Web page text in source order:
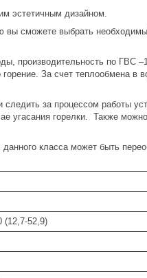
эстетичным дизайном.
вы сможете выбрать
производительность по ГВС
За счет теплообмена в
за процессом работы
угасания горелки. Также
класса может быть
(12,7-52,9)